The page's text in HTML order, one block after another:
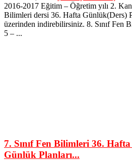
2016-2017 Eğitim – Öğretim yılı 2.
Bilimleri dersi 36. Hafta Günlük(Ders)
üzerinden indirebilirsiniz. 8. Sınıf Fen
5 – ...
7. Sınıf Fen Bilimleri 36.
Günlük Planları...